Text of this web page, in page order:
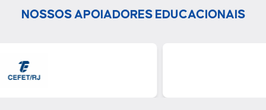
NOSSOS APOIADORES EDUCACIONAIS